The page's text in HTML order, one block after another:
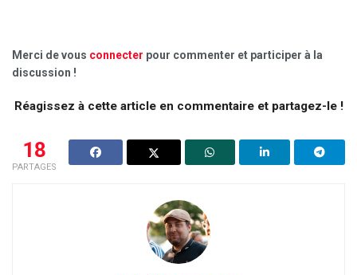
Merci de vous connecter pour commenter et participer à la
discussion !
Réagissez à cette article en commentaire et partagez-le !
18
PARTAGES